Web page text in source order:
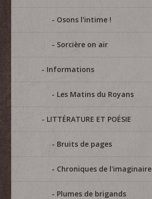
Osons l'intime !
Sorcière on air
Informations
Les Matins du Royans
LITTÉRATURE ET POÉSIE
Bruits de pages
Chroniques de l'imaginaire
Plumes de brigands